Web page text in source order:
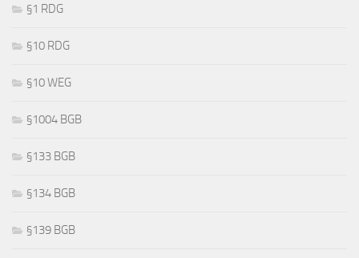
§1 RDG
§10 RDG
§10 WEG
§1004 BGB
§133 BGB
§134 BGB
§139 BGB